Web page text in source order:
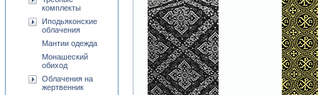
комплекты
Иподьяконские
облачения
Мантии одежда
Монашеский
обиход
Облачения на
жертвенник